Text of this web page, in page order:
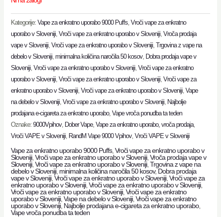
Kategorije: Vape za enkratno uporabo 9000 Puffs, Vroči vape za enkratno
uporabo v Sloveniji, Vroči vape za enkratno uporabo v Sloveniji, Vroča prodaja
vape v Sloveniji, Vroči vape za enkratno uporabo v Sloveniji, Trgovina z vape na
debelo v Sloveniji, minimalna količina naročila 50 kosov, Dobra prodaja vape v
Sloveniji, Vroči vape za enkratno uporabo v Sloveniji, Vroči vape za enkratno
uporabo v Sloveniji, Vroči vape za enkratno uporabo v Sloveniji, Vroči vape za
enkratno uporabo v Sloveniji, Vroči vape za enkratno uporabo v Sloveniji, Vape
na debelo v Sloveniji, Vroči vape za enkratno uporabo v Sloveniji, Najbolje
prodajana e-cigareta za enkratno uporabo, Vape vroča ponudba ta teden
Oznake: 9000Vpihov, Dober Vape, Vape za enkratno uporabo, vroča prodaja,
Vroči VAPE v Sloveniji, RandM Vape 9000 Vpihov, Vroči VAPE v Sloveniji
Vape za enkratno uporabo 9000 Puffs, Vroči vape za enkratno uporabo v
Sloveniji, Vroči vape za enkratno uporabo v Sloveniji, Vroča prodaja vape v
Sloveniji, Vroči vape za enkratno uporabo v Sloveniji, Trgovina z vape na
debelo v Sloveniji, minimalna količina naročila 50 kosov, Dobra prodaja
vape v Sloveniji, Vroči vape za enkratno uporabo v Sloveniji, Vroči vape za
enkratno uporabo v Sloveniji, Vroči vape za enkratno uporabo v Sloveniji,
Vroči vape za enkratno uporabo v Sloveniji, Vroči vape za enkratno
uporabo v Sloveniji, Vape na debelo v Sloveniji, Vroči vape za enkratno
uporabo v Sloveniji, Najbolje prodajana e-cigareta za enkratno uporabo,
Vape vroča ponudba ta teden